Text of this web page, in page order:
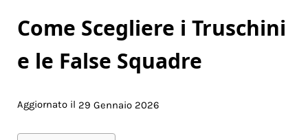
Come Scegliere i Truschini
e le False Squadre
Aggiornato il 29 Gennaio 2026